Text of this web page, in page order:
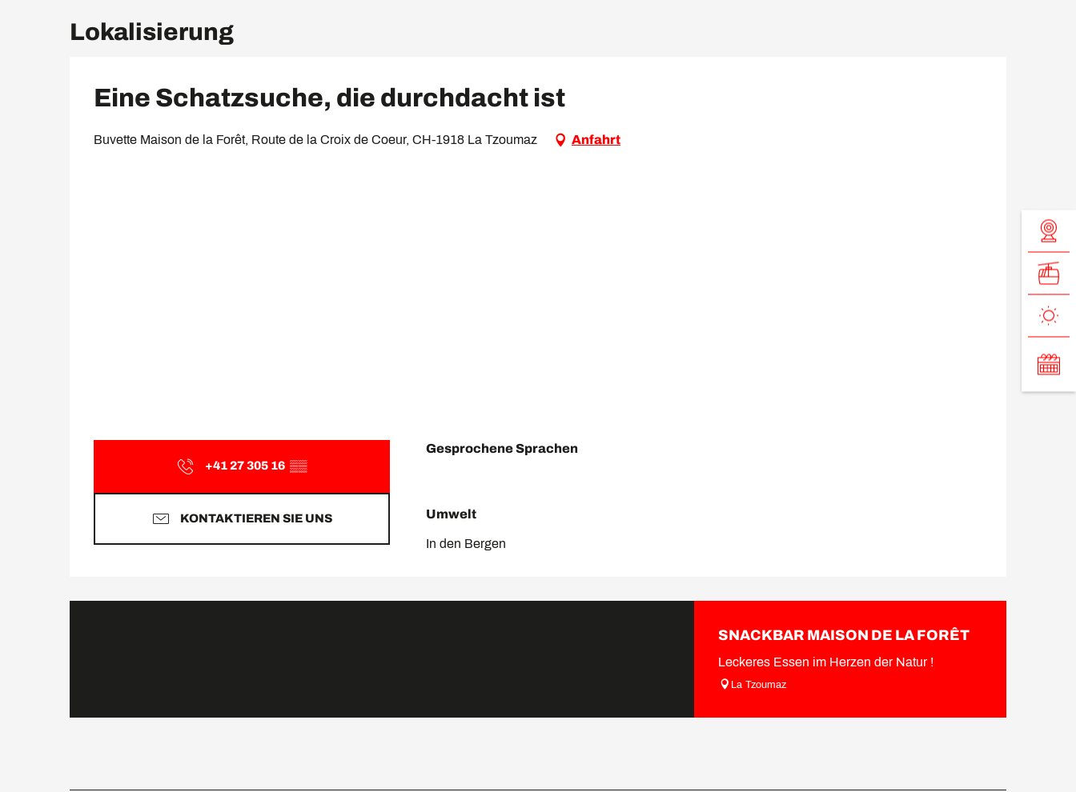
Lokalisierung
Eine Schatzsuche, die durchdacht ist
Buvette Maison de la Forêt, Route de la Croix de Coeur, CH-1918 La Tzoumaz Anfahrt
+41 27 305 16 ▒▒
KONTAKTIEREN SIE UNS
Gesprochene Sprachen
Gesprochene Sprachen
Umwelt
Umwelt
In den Bergen
SNACKBAR MAISON DE LA FORÊT
Leckeres Essen im Herzen der Natur !
La Tzoumaz